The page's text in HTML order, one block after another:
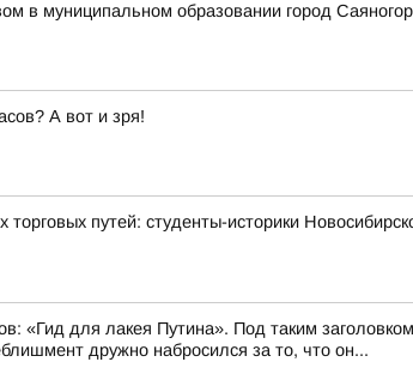
в муниципальном образовании город
А вот и зря!
путей: студенты-историки
«Гид для лакея Путина». Под таким
дружно набросился за то, что он...